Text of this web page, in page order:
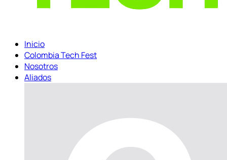
Inicio
Colombia Tech Fest
Nosotros
Aliados